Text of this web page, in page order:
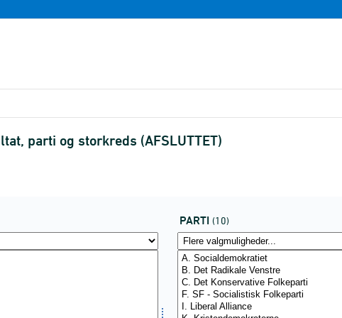
parti og storkreds (AFSLUTTET)
PARTI (10)